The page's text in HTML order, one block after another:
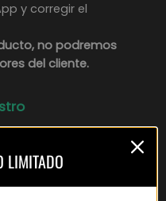
y corregir el
no podremos
del cliente.
LIMITADO